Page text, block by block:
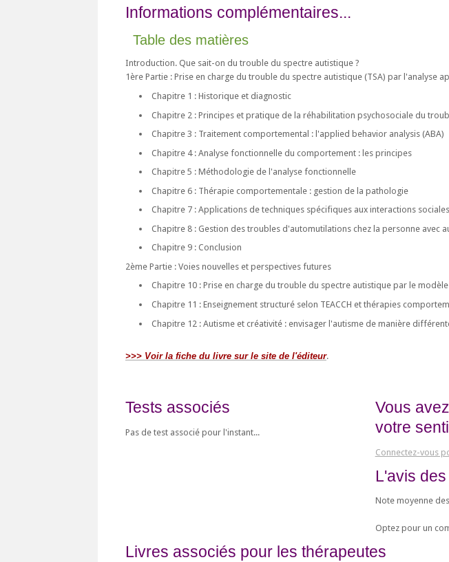
Informations complémentaires...
Table des matières
Introduction. Que sait-on du trouble du spectre autistique ?
1ère Partie : Prise en charge du trouble du spectre autistique (TSA) par l'analyse
Chapitre 1 : Historique et diagnostic
Chapitre 2 : Principes et pratique de la réhabilitation psychosociale du
Chapitre 3 : Traitement comportemental : l'applied behavior analysis (ABA)
Chapitre 4 : Analyse fonctionnelle du comportement : les principes
Chapitre 5 : Méthodologie de l'analyse fonctionnelle
Chapitre 6 : Thérapie comportementale : gestion de la pathologie
Chapitre 7 : Applications de techniques spécifiques aux interactions sociales
Chapitre 8 : Gestion des troubles d'automutilations chez la personne avec
Chapitre 9 : Conclusion
2ème Partie : Voies nouvelles et perspectives futures
Chapitre 10 : Prise en charge du trouble du spectre autistique par le
Chapitre 11 : Enseignement structuré selon TEACCH et thérapies
Chapitre 12 : Autisme et créativité : envisager l'autisme de manière
>>> Voir la fiche du livre sur le site de l'éditeur.
Tests associés
Pas de test associé pour l'instant...
Vous
votre
Connectez-vous
L'avis
Note moyenne
Optez pour un
Livres associés pour les thérapeutes